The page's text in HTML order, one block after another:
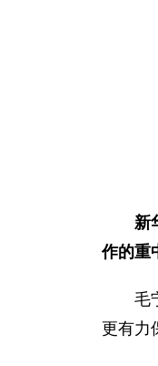
新
作的重
毛
更有力